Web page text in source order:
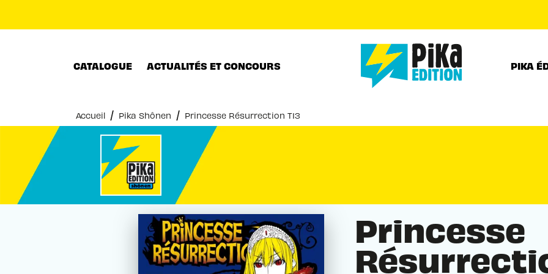
CATALOGUE ACTUALITÉS ET CONCOURS PIKA
Accueil / Pika Shônen / Princesse Résurrection T13
Princesse